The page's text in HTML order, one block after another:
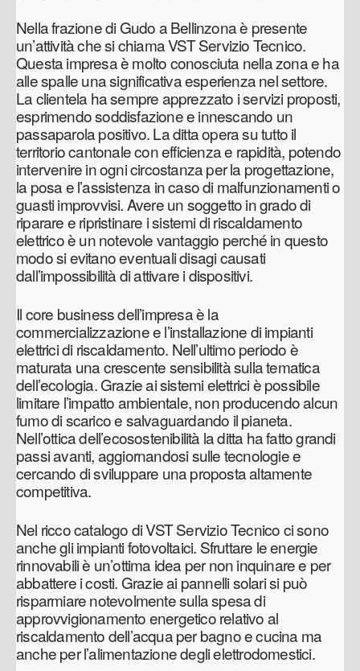
Nella frazione di Gudo a Bellinzona è presente
un’attività che si chiama VST Servizio Tecnico.
Questa impresa è molto conosciuta nella zona e ha
alle spalle una significativa esperienza nel settore.
La clientela ha sempre apprezzato i servizi proposti,
esprimendo soddisfazione e innescando un
passaparola positivo. La ditta opera su tutto il
territorio cantonale con efficienza e rapidità, potendo
intervenire in ogni circostanza per la progettazione,
la posa e l’assistenza in caso di malfunzionamenti o
guasti improvvisi. Avere un soggetto in grado di
riparare e ripristinare i sistemi di riscaldamento
elettrico è un notevole vantaggio perché in questo
modo si evitano eventuali disagi causati
dall’impossibilità di attivare i dispositivi.
Il core business dell’impresa è la
commercializzazione e l’installazione di impianti
elettrici di riscaldamento. Nell’ultimo periodo è
maturata una crescente sensibilità sulla tematica
dell’ecologia. Grazie ai sistemi elettrici è possibile
limitare l’impatto ambientale, non producendo alcun
fumo di scarico e salvaguardando il pianeta.
Nell’ottica dell’ecosostenibilità la ditta ha fatto grandi
passi avanti, aggiornandosi sulle tecnologie e
cercando di sviluppare una proposta altamente
competitiva.
Nel ricco catalogo di VST Servizio Tecnico ci sono
anche gli impianti fotovoltaici. Sfruttare le energie
rinnovabili è un’ottima idea per non inquinare e per
abbattere i costi. Grazie ai pannelli solari si può
risparmiare notevolmente sulla spesa di
approvvigionamento energetico relativo al
riscaldamento dell’acqua per bagno e cucina ma
anche per l’alimentazione degli elettrodomestici.